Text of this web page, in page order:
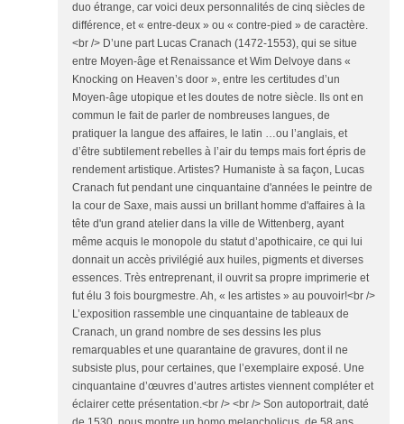
duo étrange, car voici deux personnalités de cinq siècles de
différence, et « entre-deux » ou « contre-pied » de caractère.
<br /> D’une part Lucas Cranach (1472-1553), qui se situe
entre Moyen-âge et Renaissance et Wim Delvoye dans «
Knocking on Heaven’s door », entre les certitudes d’un
Moyen-âge utopique et les doutes de notre siècle. Ils ont en
commun le fait de parler de nombreuses langues, de
pratiquer la langue des affaires, le latin …ou l’anglais, et
d’être subtilement rebelles à l’air du temps mais fort épris de
rendement artistique. Artistes? Humaniste à sa façon, Lucas
Cranach fut pendant une cinquantaine d'années le peintre de
la cour de Saxe, mais aussi un brillant homme d'affaires à la
tête d'un grand atelier dans la ville de Wittenberg, ayant
même acquis le monopole du statut d’apothicaire, ce qui lui
donnait un accès privilégié aux huiles, pigments et diverses
essences. Très entreprenant, il ouvrit sa propre imprimerie et
fut élu 3 fois bourgmestre. Ah, « les artistes » au pouvoir!<br />
L’exposition rassemble une cinquantaine de tableaux de
Cranach, un grand nombre de ses dessins les plus
remarquables et une quarantaine de gravures, dont il ne
subsiste plus, pour certaines, que l’exemplaire exposé. Une
cinquantaine d’œuvres d’autres artistes viennent compléter et
éclairer cette présentation.<br /> <br /> Son autoportrait, daté